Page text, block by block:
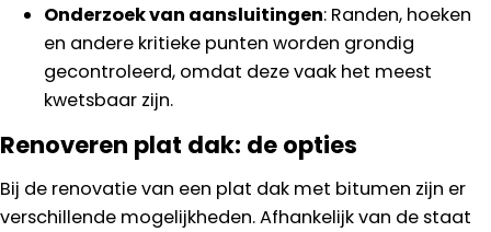
Onderzoek van aansluitingen: Randen, hoeken
en andere kritieke punten worden grondig
gecontroleerd, omdat deze vaak het meest
kwetsbaar zijn.
Renoveren plat dak: de opties
Bij de renovatie van een plat dak met bitumen zijn er
verschillende mogelijkheden. Afhankelijk van de staat